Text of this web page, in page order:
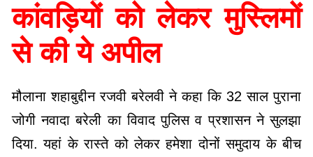
कांवड़ियों को लेकर मुस्लिमों
से की ये अपील
मौलाना शहाबुद्दीन रजवी बरेलवी ने कहा कि 32 साल पुराना
जोगी नवादा बरेली का विवाद पुलिस व प्रशासन ने सुलझा
दिया. यहां के रास्ते को लेकर हमेशा दोनों समुदाय के बीच